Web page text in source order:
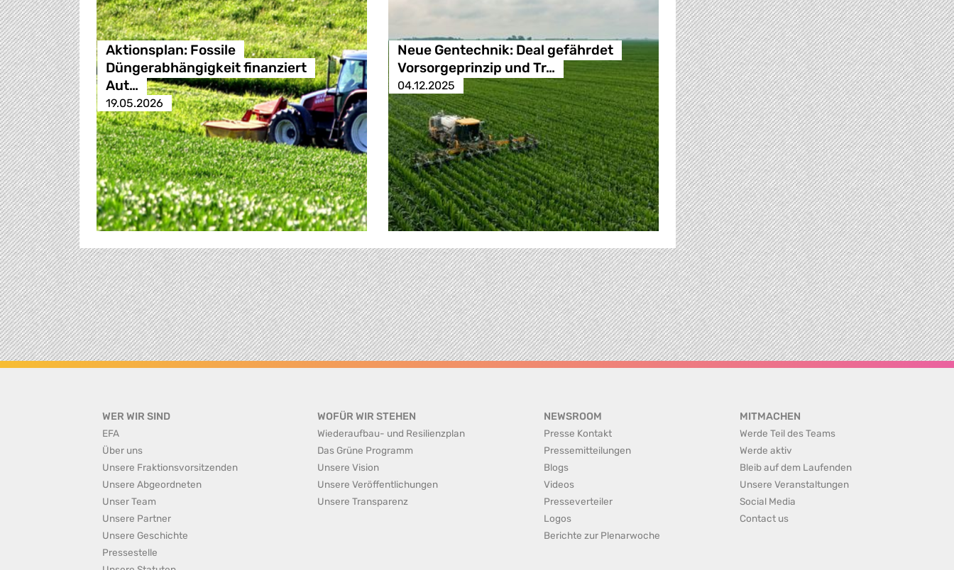
Aktionsplan: Fossile
Düngerabhängigkeit finanziert
Aut…
19.05.2026
Neue Gentechnik: Deal gefährdet
Vorsorgeprinzip und Tr…
04.12.2025
WER WIR SIND
EFA
Über uns
Unsere Fraktionsvorsitzenden
Unsere Abgeordneten
Unser Team
Unsere Partner
Unsere Geschichte
Pressestelle
WOFÜR WIR STEHEN
Wiederaufbau- und Resilienzplan
Das Grüne Programm
Unsere Vision
Unsere Veröffentlichungen
Unsere Transparenz
NEWSROOM
Presse Kontakt
Pressemitteilungen
Blogs
Videos
Presseverteiler
Logos
Berichte zur Plenarwoche
MITMACHEN
Werde Teil des Teams
Werde aktiv
Bleib auf dem Laufenden
Unsere Veranstaltungen
Social Media
Contact us